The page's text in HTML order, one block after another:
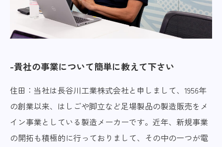
貴社の事業について簡単に教えて下さい
住田：当社は長谷川工業株式会社と申しまして、1956年
の創業以来、はしごや脚立など足場製品の製造販売をメ
イン事業としている製造メーカーです。近年、新規事業
の開拓も積極的に行っておりまして、その中の一つが電